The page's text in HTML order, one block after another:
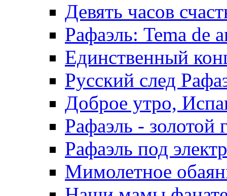
Девять часов
Рафаэль: Tema de
Единственный
Русский след
Доброе утро,
Рафаэль - золотой
Рафаэль под
Мимолетное